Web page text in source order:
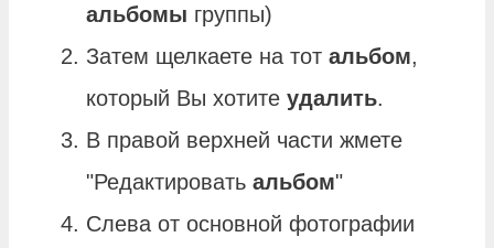
альбомы группы)
Затем щелкаете на тот альбом,
который Вы хотите удалить.
В правой верхней части жмете
"Редактировать альбом"
Слева от основной фотографии